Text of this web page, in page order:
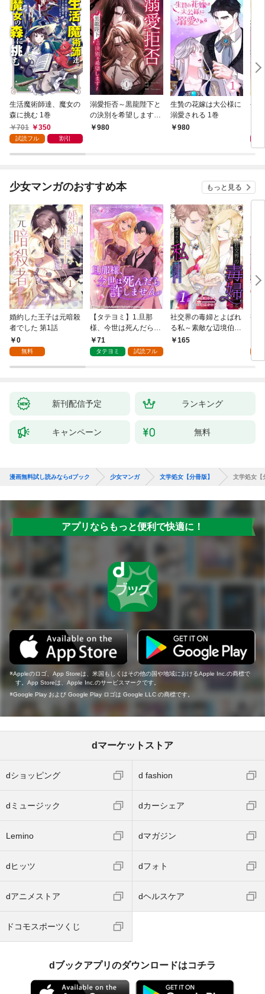
生活魔術師達、魔女の
森に挑む 1巻
701
350
試読フル 割引
溺愛拒否～黒龍陛下と
の決別を希望します～
1巻980
生贄の花嫁は大公様に
溺愛される 1巻
980
今
少女マンガのおすすめ本 もっと見る
婚約した王子は元暗殺
者でした 第1話
0
無料
【タテヨミ】1.旦那
様、今世は死んだら許
しません
71
タテヨミ 試読フル
社交界の毒婦とよばれ
る私～素敵な辺境伯令
息に腕を折られたの
165
視
新刊配信予定 ランキング
キャンペーン 無料
漫画無料試し読みならdブック 少女マンガ 文学処女【分冊版】 文学処女【
アプリならもっと便利で快適に！
Appleのロゴ、App Storeは、米国もしくはその他の国や地域におけるApple Inc.の商標で
す。App Storeは、Apple Inc.のサービスマークです。
Google Play および Google Play ロゴは Google LLC の商標です。
dマーケットストア
dショッピング d fashion
dミュージック dカーシェア
Lemino dマガジン
dヒッツ dフォト
dアニメストア dヘルスケア
ドコモスポーツくじ
dブックアプリのダウンロードはコチラ